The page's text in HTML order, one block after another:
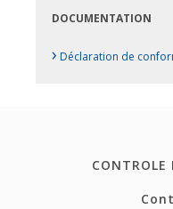
DOCUMENTATION
› Déclaration de
CONTROLE